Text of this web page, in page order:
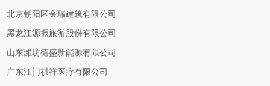
北京朝阳区金瑞建筑有限公司
黑龙江源振旅游股份有限公司
山东潍坊德盛新能源有限公司
广东江门祺祥医疗有限公司